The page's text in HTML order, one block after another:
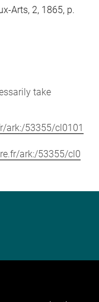
Arts, 2, 1865, p.
take
ark:/53355/cl0101
ark:/53355/cl0